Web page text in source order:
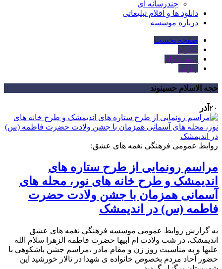
چندرسانه ای
دانلود ها و اقلام تبلیغاتی
درباره موسسه
صفحه نخست
تلگرام
اینستاگرام
آپارات
حجه الاسلام حسینوند
۲۰ آذر
روابط عمومی فرهنگی نغمه های عشق:
مراسم رونمایی از طرح ستاره های
اندیمشک و طرح خانه های نور، محله های
آسمانی همزمان با جشن ولادت حضرت
فاطمه (س) در اندیمشک
به گزارش روابط عمومی موسسه فرهنگی نغمه های عشق
اندیمشک، در شب ولادت ام ابیها حضرت فاطمه الزهرا سلام الله
علیها و به مناسبت روز زن و مقام مادر ،مراسم جشن باشکوهی با
حضور آحاد مردم بخصوص خانواده ی شهدا در تالار خورشید این